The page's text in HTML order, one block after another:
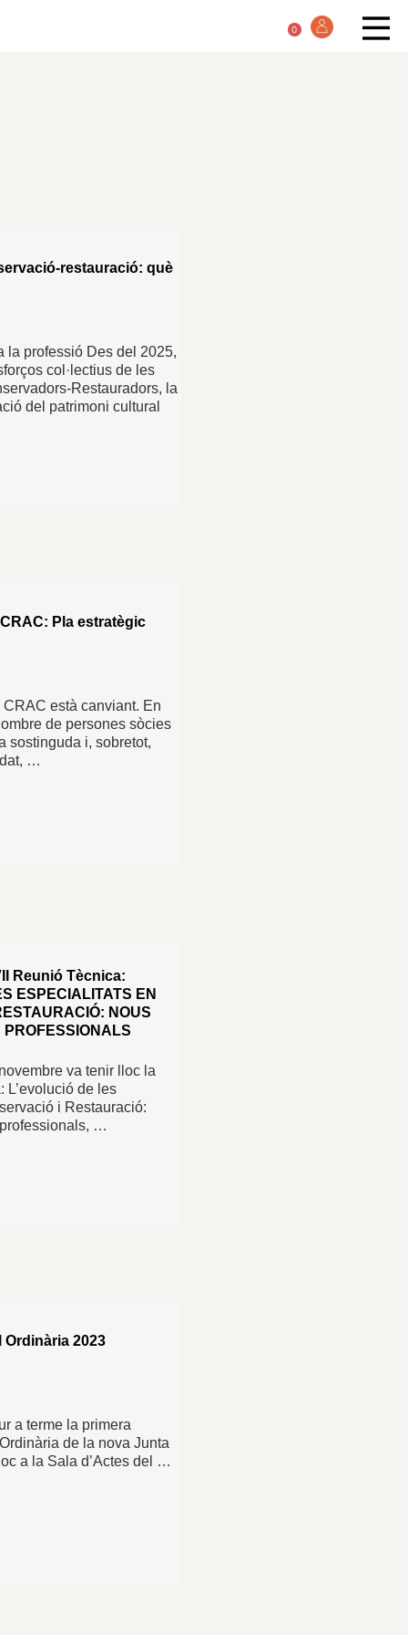
0
restauració: què
la professió Des del 2025,
col·lectius de les
Restauradors, la
del patrimoni cultural
Pla estratègic
CRAC està canviant. En
de persones sòcies
sostinguda i, sobretot,
…
Reunió Tècnica:
ESPECIALITATS EN
NOUS
PROFESSIONALS
va tenir lloc la
L’evolució de les
i Restauració:
…
Ordinària 2023
a terme la primera
de la nova Junta
a la Sala d’Actes del …